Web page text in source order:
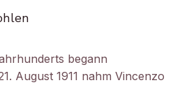
begann
August 1911 nahm Vincenzo